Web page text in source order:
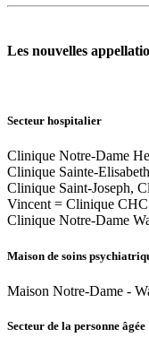
Les nouvelles
Secteur hospitalier
Clinique Notre-Dame
Clinique Sainte-
Clinique Saint-Joseph,
Vincent = Clinique
Clinique Notre-Dame
Maison de soins
Maison Notre-Dame -
Secteur de la personne âgée